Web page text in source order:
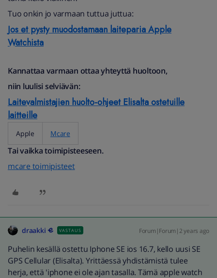
Tuo onkin jo varmaan tuttua juttua:
Jos et pysty muodostamaan laiteparia Apple
Watchista
Kannattaa varmaan ottaa yhteyttä huoltoon,
niin luulisi selviävän:
Laitevalmistajien huolto-ohjeet Elisalta ostetuille
laitteille
Apple Mcare
Tai vaikka toimipisteeseen.
mcare toimipisteet
draakki VASTAUS Forum|Forum|2 years ago
Puhelin kesällä ostettu Iphone SE ios 16.7, kello uusi SE
GPS Cellular (Elisalta). Yrittäessä yhdistämistä tulee
herja, että 'iphone ei ole ajan tasalla. Tämä apple watch